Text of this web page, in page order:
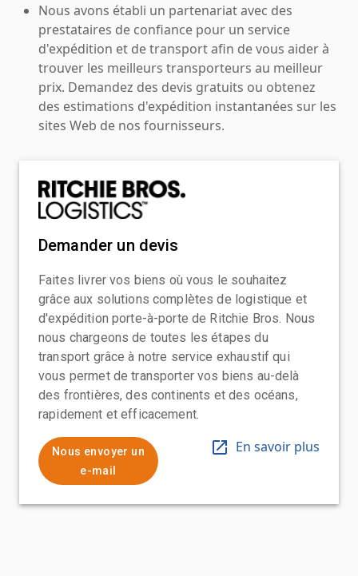
Nous avons établi un partenariat avec des
prestataires de confiance pour un service
d'expédition et de transport afin de vous aider à
trouver les meilleurs transporteurs au meilleur
prix. Demandez des devis gratuits ou obtenez
des estimations d'expédition instantanées sur les
sites Web de nos fournisseurs.
Demander un devis
Faites livrer vos biens où vous le souhaitez
grâce aux solutions complètes de logistique et
d'expédition porte-à-porte de Ritchie Bros. Nous
nous chargeons de toutes les étapes du
transport grâce à notre service exhaustif qui
vous permet de transporter vos biens au-delà
des frontières, des continents et des océans,
rapidement et efficacement.
Nous envoyer un
e-mail
En savoir plus